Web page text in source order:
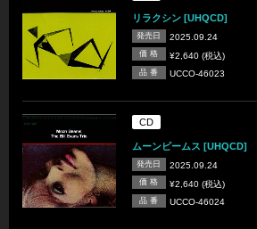
リラクシン [UHQCD]
発売日 2025.09.24
価 格 ¥2,640 (税込)
品 番 UCCO-46023
CD
ムーンビームス [UHQCD]
発売日 2025.09.24
価 格 ¥2,640 (税込)
品 番 UCCO-46024